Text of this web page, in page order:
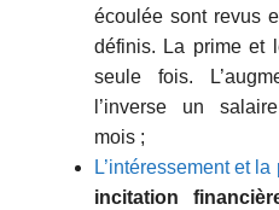
écoulée sont revus
définis. La prime et
seule fois.
l’inverse un
mois ;
L’intéressement et
incitation